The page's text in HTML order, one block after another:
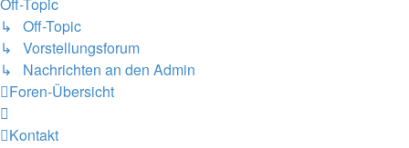
↳ Off-Topic
↳ Vorstellungsforum
↳ Nachrichten an den Admin
Foren-Übersicht
Kontakt